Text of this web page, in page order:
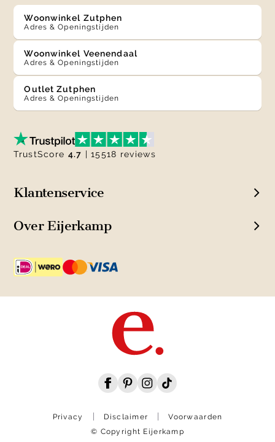
Woonwinkel Zutphen
Adres & Openingstijden
Woonwinkel Veenendaal
Adres & Openingstijden
Outlet Zutphen
Adres & Openingstijden
Klantenservice
Over Eijerkamp
TrustScore 4.7 | 15518 reviews
Privacy Disclaimer
Voorwaarden
© Copyright Eijerkamp